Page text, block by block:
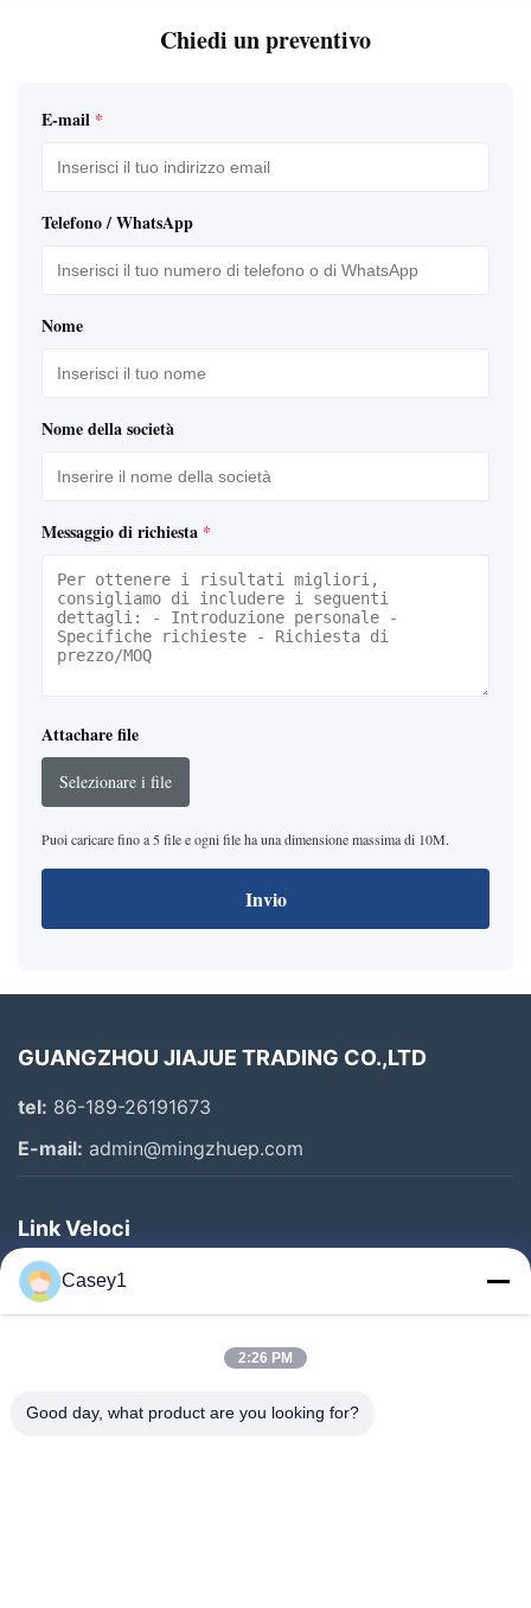
Chiedi un preventivo
E-mail *
Telefono / WhatsApp
Nome
Nome della società
Messaggio di richiesta *
Attachare file
Selezionare i file
Puoi caricare fino a 5 file e ogni file ha una dimensione massima di 10M.
Invio
GUANGZHOU JIAJUE TRADING CO.,LTD
tel: 86-189-26191673
E-mail: admin@mingzhuep.com
Link Veloci
Casa.
Prodotti
Visita Alla Fabbrica
Casey1
2:26 PM
Good day, what product are you looking for?